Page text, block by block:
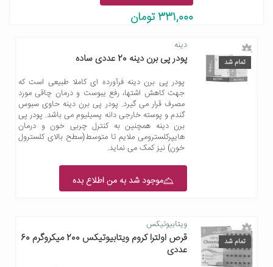
331,000 تومان
تمام شد
دینه
پودر پی برن دینه 20 عددی ساده
پودر پی برن دینه فرآورده ای کاملا طبیعی است که
جهت کاهش اشتها، رفع یبوست و درمان چاقی مورد
مصرف قرار می گیرد. پودر پی برن دینه حاوی سبوس
گندم و پوسته خارجی دانه پسیلیوم می باشد. پودر پی
برن دینه همچنین به کنترل چربی خون و درمان
هایپرکلسترومی ملایم تا متوسط(سطح بالای کلسترول
خون) نیز کمک می نماید.
موجود شد به من اطلاع بده
تمام شد
ویتابیوتیکس
قرص اولترا کروم ویتابیوتیکس 200 میکروگرم 60
عددی